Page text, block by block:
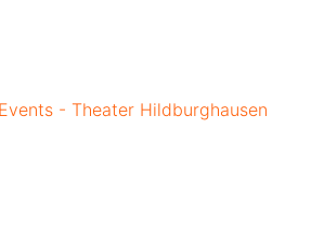
- Theater Hildburghausen